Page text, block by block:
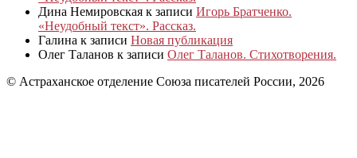
Дина Немировская к записи Игорь Братченко.
«Неудобный текст». Рассказ.
Галина к записи Новая публикация
Олег Таланов к записи Олег Таланов. Стихотворения.
© Астраханское отделение Союза писателей России, 2026